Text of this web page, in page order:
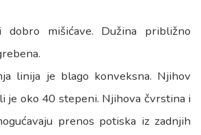
dobro mišićave. Dužina približno
linija je blago konveksna. Njihov
je oko 40 stepeni. Njihova čvrstina i
prenos potiska iz zadnjih